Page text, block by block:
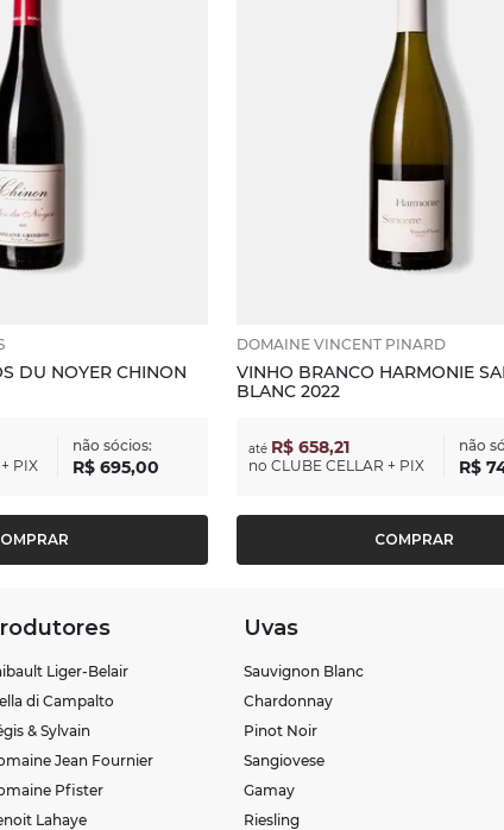
DU NOYER CHINON
PIX
não sócios:
R$ 695,00
DOMAINE VINCENT PINARD
VINHO BRANCO HARMONIE
BLANC 2022
até R$ 658,21
no CLUBE CELLAR + PIX
não
R$
COMPRAR
Liger-Belair
di Campalto
& Sylvain
Jean Fournier
Pfister
Lahaye
Uvas
Sauvignon Blanc
Chardonnay
Pinot Noir
Sangiovese
Gamay
Riesling